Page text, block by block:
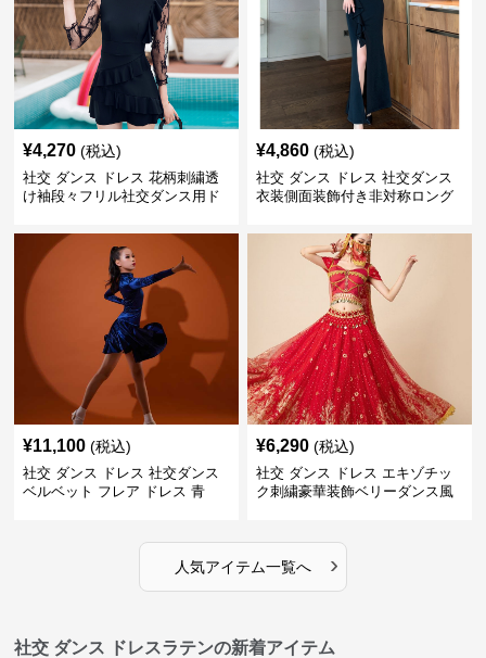
¥4,270 (税込)
社交 ダンス ドレス 花柄刺繍透
け袖段々フリル社交ダンス用ド
¥4,860 (税込)
社交 ダンス ドレス 社交ダンス
衣装側面装飾付き非対称ロング
¥11,100 (税込)
社交 ダンス ドレス 社交ダンス
ベルベット フレア ドレス 青
¥6,290 (税込)
社交 ダンス ドレス エキゾチッ
ク刺繍豪華装飾ベリーダンス風
人気アイテム一覧へ ›
社交 ダンス ドレスラテンの新着アイテム